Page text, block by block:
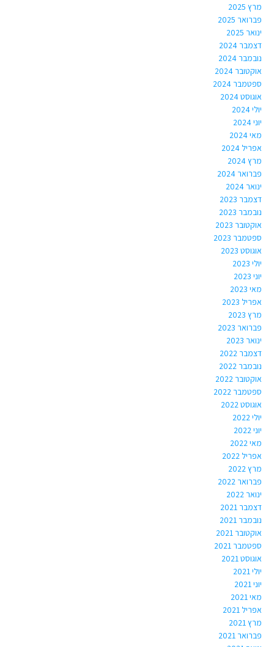
מרץ 2025
פברואר 2025
ינואר 2025
דצמבר 2024
נובמבר 2024
אוקטובר 2024
ספטמבר 2024
אוגוסט 2024
יולי 2024
יוני 2024
מאי 2024
אפריל 2024
מרץ 2024
פברואר 2024
ינואר 2024
דצמבר 2023
נובמבר 2023
אוקטובר 2023
ספטמבר 2023
אוגוסט 2023
יולי 2023
יוני 2023
מאי 2023
אפריל 2023
מרץ 2023
פברואר 2023
ינואר 2023
דצמבר 2022
נובמבר 2022
אוקטובר 2022
ספטמבר 2022
אוגוסט 2022
יולי 2022
יוני 2022
מאי 2022
אפריל 2022
מרץ 2022
פברואר 2022
ינואר 2022
דצמבר 2021
נובמבר 2021
אוקטובר 2021
ספטמבר 2021
אוגוסט 2021
יולי 2021
יוני 2021
מאי 2021
אפריל 2021
מרץ 2021
פברואר 2021